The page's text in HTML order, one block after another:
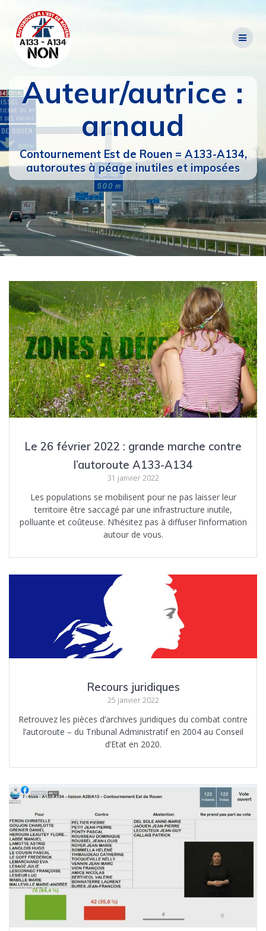
Auteur/autrice :
arnaud
Contournement Est de Rouen = A133-A134,
autoroutes à péage inutiles et imposées
Le 26 février 2022 : grande marche contre
l’autoroute A133-A134
31 janvier 2022
Les populations se mobilisent pour ne pas laisser leur
territoire être saccagé par une infrastructure inutile,
polluante et coûteuse. N’hésitez pas à diffuser l’information
autour de vous.
Recours juridiques
25 janvier 2022
Retrouvez les pièces d’archives juridiques du combat contre
l’autoroute – du Tribunal Administratif en 2004 au Conseil
d’Etat en 2020.